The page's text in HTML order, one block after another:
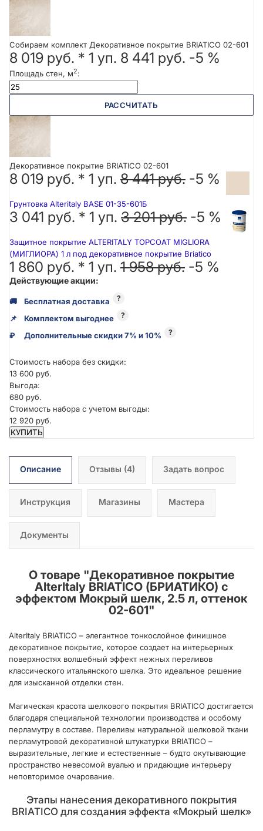
Собираем комплект Декоративное покрытие BRIATICO 02-601
8 019 руб. * 1 уп. 8 441 руб. -5 %
Площадь стен, м2:
РАССЧИТАТЬ
Декоративное покрытие BRIATICO 02-601
8 019 руб. * 1 уп. 8 441 руб. -5 %
Грунтовка Alteritaly BASE 01-35-601Б
3 041 руб. * 1 уп. 3 201 руб. -5 %
Защитное покрытие ALTERITALY TOPCOAT MIGLIORA
(МИГЛИОРА) 1 л под декоративное покрытие Briatico
1 860 руб. * 1 уп. 1 958 руб. -5 %
Действующие акции:
🚚 Бесплатная доставка ?
📌 Комплектом выгоднее ?
₽ Дополнительные скидки 7% и 10% ?
Стоимость набора без скидки:
13 600 руб.
Выгода:
680 руб.
Стоимость набора с учетом выгоды:
12 920 руб.
КУПИТЬ
Описание Отзывы (4) Задать вопрос
Инструкция Магазины Мастера
Документы
О товаре "Декоративное покрытие
AlterItaly BRIATICO (БРИАТИКО) с
эффектом Мокрый шелк, 2.5 л, оттенок
02-601"
AlterItaly BRIATICO – элегантное тонкослойное финишное
декоративное покрытие, которое создает на интерьерных
поверхностях волшебный эффект нежных переливов
классического итальянского шелка. Это идеальное решение
для изысканной отделки стен.
Магическая красота шелкового покрытия BRIATICO достигается
благодаря специальной технологии производства и особому
перламутру в составе. Переливы натуральной шелковой ткани
перламутровой декоративной штукатурки BRIATICO –
выразительные, легкие и естественные – будто окутывающие
пространство невесомой вуалью и придающие интерьеру
неповторимое очарование.
Этапы нанесения декоративного покрытия
BRIATICO для создания эффекта «Мокрый шелк»